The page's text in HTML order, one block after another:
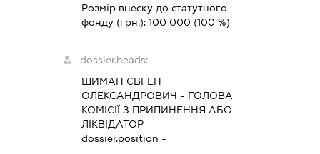
Розмір внеску до статутного
фонду (грн.): 100 000 (100 %)
dossier.heads:
ШИМАН ЄВГЕН
ОЛЕКСАНДРОВИЧ - ГОЛОВА
КОМІСІЇ З ПРИПИНЕННЯ АБО
ЛІКВІДАТОР
dossier.position -